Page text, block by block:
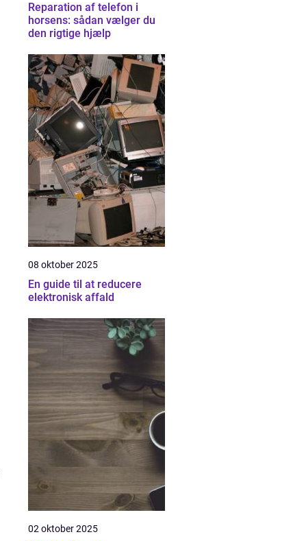
Reparation af telefon i
horsens: sådan vælger du
den rigtige hjælp
08 oktober 2025
En guide til at reducere
elektronisk affald
02 oktober 2025